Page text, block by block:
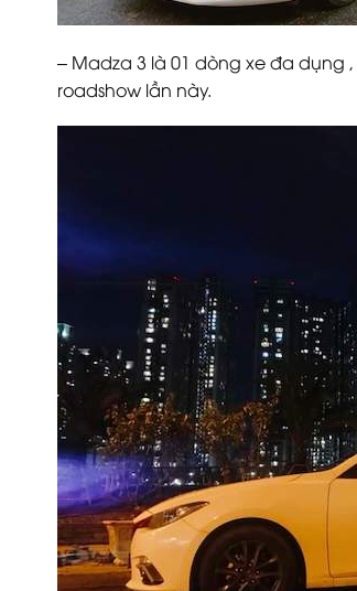
– Madza 3 là 01 dòng xe đa dụng
roadshow lần này.